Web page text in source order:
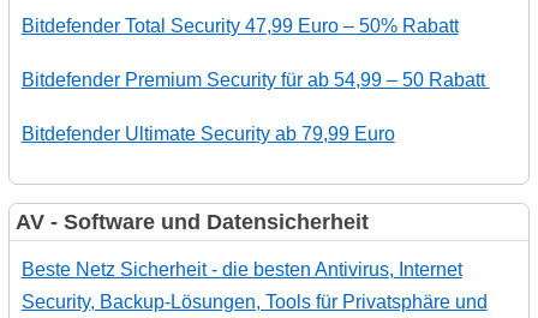
Bitdefender Total Security 47,99 Euro – 50% Rabatt
Bitdefender Premium Security für ab 54,99 – 50 Rabatt
Bitdefender Ultimate Security ab 79,99 Euro
AV - Software und Datensicherheit
Beste Netz Sicherheit - die besten Antivirus, Internet
Security, Backup-Lösungen, Tools für Privatsphäre und